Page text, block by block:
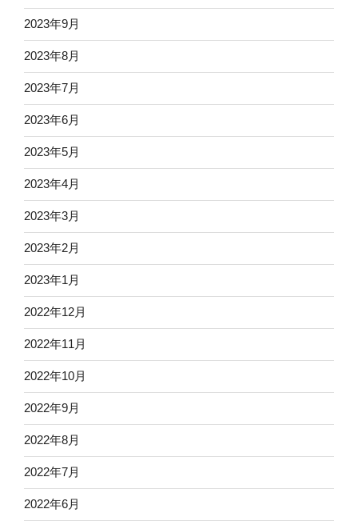
2023年9月
2023年8月
2023年7月
2023年6月
2023年5月
2023年4月
2023年3月
2023年2月
2023年1月
2022年12月
2022年11月
2022年10月
2022年9月
2022年8月
2022年7月
2022年6月